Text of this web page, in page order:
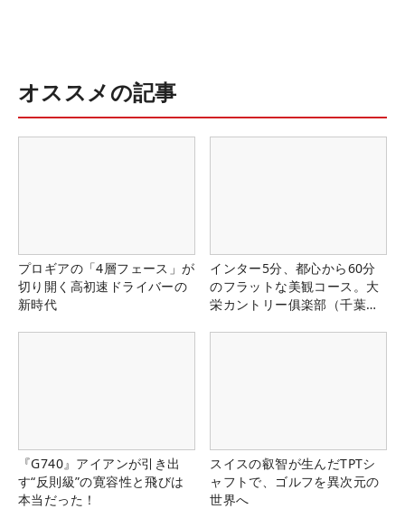
オススメの記事
プロギアの「4層フェース」が
切り開く高初速ドライバーの
新時代
インター5分、都心から60分
のフラットな美観コース。大
栄カントリー俱楽部（千葉
『G740』アイアンが引き出
す“反則級”の寛容性と飛びは
本当だった！
スイスの叡智が生んだTPTシ
ャフトで、ゴルフを異次元の
世界へ